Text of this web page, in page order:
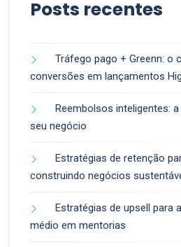
Posts recentes
Tráfego pago + Greenn: o
conversões em lançamentos
Reembolsos inteligentes:
seu negócio
Estratégias de retenção
construindo negócios
Estratégias de upsell para
médio em mentorias